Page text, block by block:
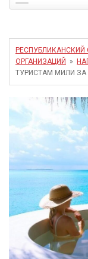
ОРГАНИЗАЦИЙ
»
ТУРИСТАМ МИЛИ